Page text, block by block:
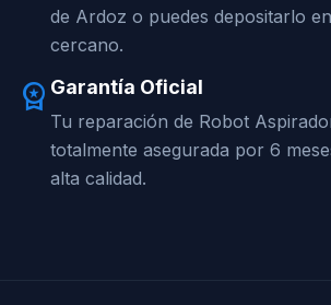
de Ardoz o puedes depositarlo
cercano.
workspace_premium Garantía Oficial
Tu reparación de Robot
totalmente asegurada por 6
alta calidad.